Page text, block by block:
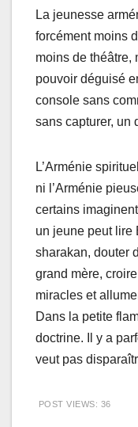
La jeunesse
forcément moins
moins de théâtre,
pouvoir déguisé
console sans
sans capturer, un
L’Arménie
ni l’Arménie
certains
un jeune peut lire
sharakan, douter
grand mère,
miracles et
Dans la petite
doctrine. Il y a
veut pas
POST VIEWS: 36